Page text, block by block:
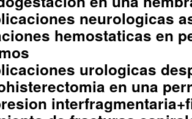
neurologicas
hemostaticas en
urologicas
en una